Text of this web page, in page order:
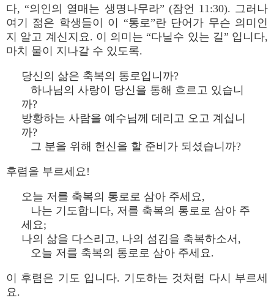
다, “의인의 열매는 생명나무라” (잠언 11:30). 그러나
여기 젊은 학생들이 이 “통로”란 단어가 무슨 의미인
지 알고 계신지요. 이 의미는 “다닐수 있는 길” 입니다,
마치 물이 지나갈 수 있도록.
당신의 삶은 축복의 통로입니까?
하나님의 사랑이 당신을 통해 흐르고 있습니
까?
방황하는 사람을 예수님께 데리고 오고 계십니
까?
그 분을 위해 헌신을 할 준비가 되셨습니까?
후렴을 부르세요!
오늘 저를 축복의 통로로 삼아 주세요,
나는 기도합니다, 저를 축복의 통로로 삼아 주
세요;
나의 삶을 다스리고, 나의 섬김을 축복하소서,
오늘 저를 축복의 통로로 삼아 주세요.
이 후렴은 기도 입니다. 기도하는 것처럼 다시 부르세
요.